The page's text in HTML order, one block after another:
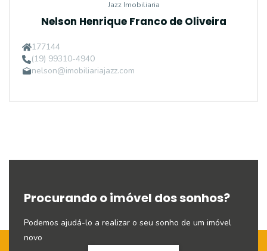
Jazz Imobiliaria
Nelson Henrique Franco de Oliveira
177144
(19) 99310-4940
nelson@imobiliariajazz.com
Procurando o imóvel dos sonhos?
Podemos ajudá-lo a realizar o seu sonho de um imóvel
novo